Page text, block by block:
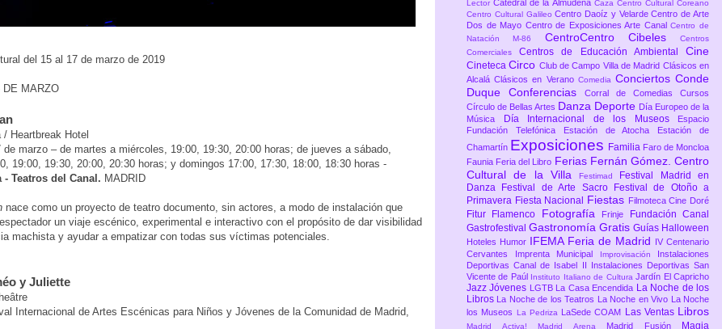
del 15 al 17 de marzo de 2019
DE MARZO
Heartbreak Hotel
de marzo – de martes a miércoles, 19:00, 19:30, 20:00 horas; de jueves a sábado,
19:00, 19:30, 20:00, 20:30 horas; y domingos 17:00, 17:30, 18:00, 18:30 horas -
- Teatros del Canal. MADRID
nace como un proyecto de teatro documento, sin actores, a modo de instalación que
un viaje escénico, experimental e interactivo con el propósito de dar visibilidad
machista y ayudar a empatizar con todas sus víctimas potenciales.
y Juliette
Internacional de Artes Escénicas para Niños y Jóvenes de la Comunidad de Madrid,
LectorCatedral de la Almudena Caza Centro Cultural Coreano
Centro Cultural GalileoCentro Daoíz y VelardeCentro de Arte
Dos de Mayo Centro de Exposiciones Arte CanalCentro de
Natación M-86 CentroCentro Cibeles
Centros
ComercialesCentros de Educación AmbientalCine
CinetecaCirco Club de Campo Villa de Madrid Clásicos en
AlcaláClásicos en Verano Comedia ConciertosConde
Duque Conferencias Corral de Comedias Cursos
Círculo de Bellas Artes Danza Deporte Día Europeo de la
Música
Día Internacional de los Museos
Espacio
Fundación Telefónica
Estación de Atocha
Estación de
Chamartín Exposiciones Familia Faro de Moncloa
Faunia Feria del Libro Ferias Fernán Gómez. Centro
Cultural de la VillaFestimad
Festival Madrid en
Danza
Festival de Arte Sacro
Festival de Otoño a
Primavera Fiesta Nacional Fiestas Filmoteca Cine Doré
Fitur Flamenco Fotografía Frinje
Fundación Canal
Gastrofestival Gastronomía Gratis Guías Halloween
Hoteles Humor IFEMA Feria de Madrid
IV Centenario
Cervantes
Imprenta Municipal Improvisación
Instalaciones
Deportivas Canal de Isabel II
Instalaciones Deportivas San
Vicente de Paúl
Instituto Italiano de CulturaJardín El Capricho
JazzJóvenes LGTB La Casa Encendida La Noche de los
Libros
La Noche de los Teatros La Noche en Vivo
La Noche
los Museos
La Pedriza LaSede COAM Las Ventas Libros
Madrid Activa! Madrid Arena Madrid Fusión Magia